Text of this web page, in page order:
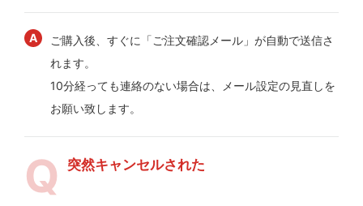
ご購入後、すぐに「ご注文確認メール」が自動で送信さ
れます。
10分経っても連絡のない場合は、メール設定の見直しを
お願い致します。
突然キャンセルされた